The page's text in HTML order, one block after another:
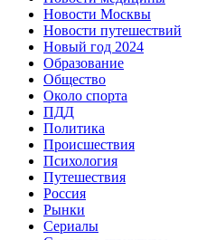
Новости Москвы
Новости путешествий
Новый год 2024
Образование
Общество
Около спорта
ПДД
Политика
Происшествия
Психология
Путешествия
Россия
Рынки
Сериалы